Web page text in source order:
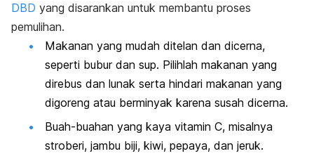
DBD yang disarankan untuk membantu proses
pemulihan.
Makanan yang mudah ditelan dan dicerna,
seperti bubur dan sup. Pilihlah makanan yang
direbus dan lunak serta hindari makanan yang
digoreng atau berminyak karena susah dicerna.
Buah-buahan yang kaya vitamin C, misalnya
stroberi, jambu biji, kiwi, pepaya, dan jeruk.